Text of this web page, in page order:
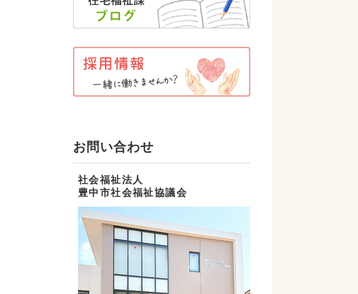
お問い合わせ
社会福祉法人
豊中市社会福祉協議会